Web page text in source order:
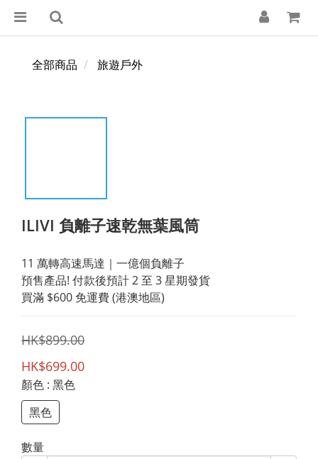
全部商品 旅遊戶外
ILIVI 負離子速乾無葉風筒
11 萬轉高速馬達｜一億個負離子
預售產品! 付款後預計 2 至 3 星期發貨
買滿 $600 免運費 (港澳地區)
HK$899.00
HK$699.00
顏色 : 黑色
黑色
數量